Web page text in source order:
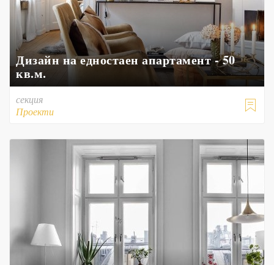
Дизайн на едностаен апартамент - 50
кв.м.

секция
Проекти